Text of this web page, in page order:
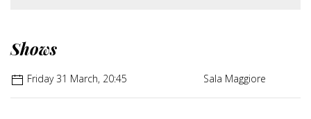
Shows
Friday 31 March, 20:45 Sala Maggiore